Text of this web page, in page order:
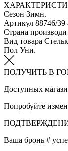
Сезон Зимн.
Артикул 88746/39
Страна
Вид товара
Пол Уни.
ПОЛУЧИТЬ В
Доступных
Попробуйте
Ваша бронь #